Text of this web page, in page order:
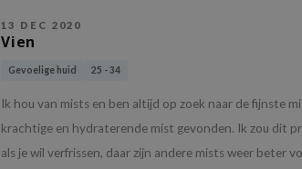
13 DEC 2020
Vien
Gevoelige huid 25 - 34
Ik hou van mists en ben altijd op zoek naar de fijnste
krachtige en hydraterende mist gevonden. Ik zou dit
als je wil verfrissen, daar zijn andere mists weer beter